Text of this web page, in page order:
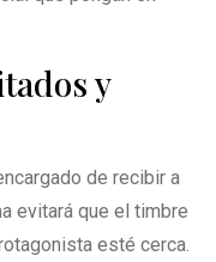
y
de recibir a
evitará que el timbre
esté cerca.